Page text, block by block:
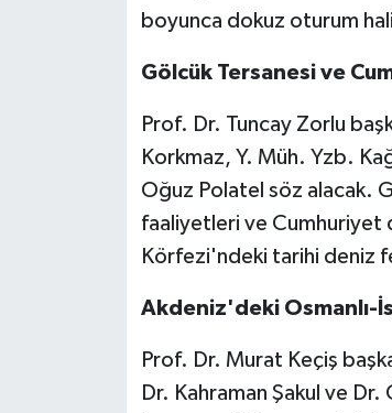
boyunca dokuz oturum
Gölcük Tersanesi ve
Prof. Dr. Tuncay Zorlu
Korkmaz, Y. Müh. Yzb.
Oğuz Polatel söz alacak.
faaliyetleri ve Cumhuriyet
Körfezi'ndeki tarihi deniz
Akdeniz'deki Osmanlı-
Prof. Dr. Murat Keçiş
Dr. Kahraman Şakul ve